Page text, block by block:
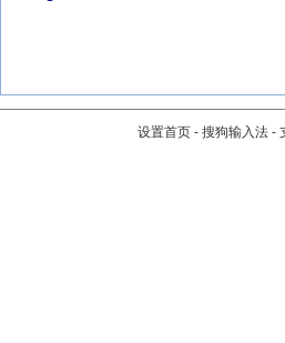
设置首页 - 搜狗输入法 -